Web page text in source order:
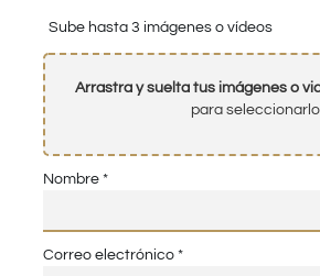
Sube hasta 3 imágenes o vídeos
Arrastra y suelta tus imágenes o
para
Nombre *
Correo electrónico *